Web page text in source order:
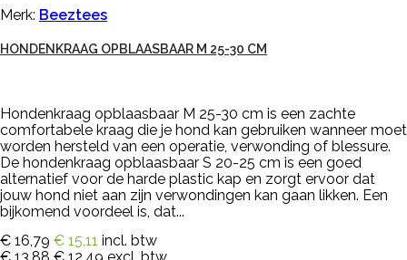
Merk: Beeztees
HONDENKRAAG OPBLAASBAAR M 25-30 CM
Hondenkraag opblaasbaar M 25-30 cm is een zachte
comfortabele kraag die je hond kan gebruiken wanneer moet
worden hersteld van een operatie, verwonding of blessure.
De hondenkraag opblaasbaar S 20-25 cm is een goed
alternatief voor de harde plastic kap en zorgt ervoor dat
jouw hond niet aan zijn verwondingen kan gaan likken. Een
bijkomend voordeel is, dat...
€ 16,79 € 15,11 incl. btw